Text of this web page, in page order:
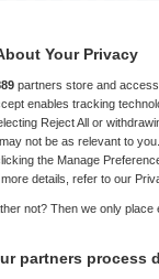
Philip van de Poel
acute
en
Your Privacy
partners store and
enables tracking
Reject All or
not be as relevant to
the Manage
details, refer to our
not? Then we only
partners process